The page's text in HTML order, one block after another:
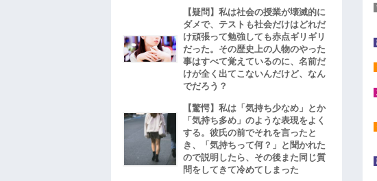
【疑問】私は社会の授業が壊滅的に
ダメで、テストも社会だけはどれだ
け頑張って勉強しても赤点ギリギリ
だった。その歴史上の人物のやった
事はすべて覚えているのに、名前だ
けが全く出てこないんだけど、なん
でだろう？
【驚愕】私は「気持ち少なめ」とか
「気持ち多め」のような表現をよく
する。彼氏の前でそれを言ったと
き、「気持ちって何？」と聞かれた
ので説明したら、その後また同じ質
問をしてきて冷めてしまった